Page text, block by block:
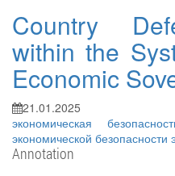
Country
within the
Economic
21.01.2025
экономическая
экономической безопасности
Annotation